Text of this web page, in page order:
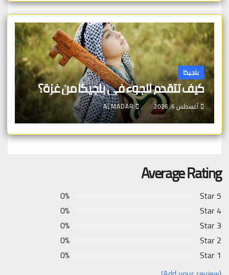
بلجيكا
كيف تتقدم للجوء في بلجيكا من غزة؟
أغسطس 6, 2026 ALMADAR
Average Rating
5 Star
0%
4 Star
0%
3 Star
0%
2 Star
0%
1 Star
0%